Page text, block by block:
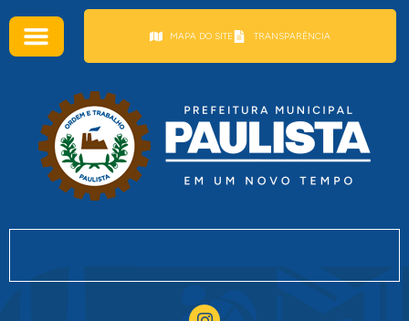
MAPA DO SITE TRANSPARÊNCIA